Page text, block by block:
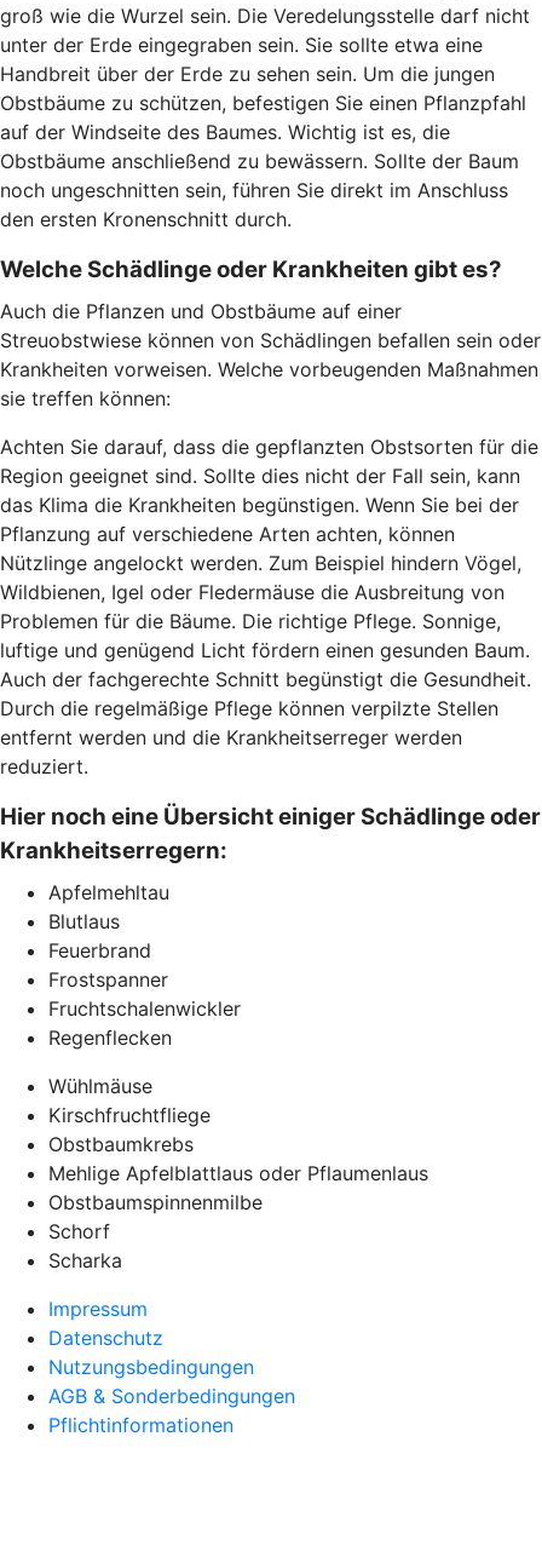
groß wie die Wurzel sein. Die Veredelungsstelle darf nicht
unter der Erde eingegraben sein. Sie sollte etwa eine
Handbreit über der Erde zu sehen sein. Um die jungen
Obstbäume zu schützen, befestigen Sie einen Pflanzpfahl
auf der Windseite des Baumes. Wichtig ist es, die
Obstbäume anschließend zu bewässern. Sollte der Baum
noch ungeschnitten sein, führen Sie direkt im Anschluss
den ersten Kronenschnitt durch.
Welche Schädlinge oder Krankheiten gibt es?
Auch die Pflanzen und Obstbäume auf einer
Streuobstwiese können von Schädlingen befallen sein oder
Krankheiten vorweisen. Welche vorbeugenden Maßnahmen
sie treffen können:
Achten Sie darauf, dass die gepflanzten Obstsorten für die
Region geeignet sind. Sollte dies nicht der Fall sein, kann
das Klima die Krankheiten begünstigen. Wenn Sie bei der
Pflanzung auf verschiedene Arten achten, können
Nützlinge angelockt werden. Zum Beispiel hindern Vögel,
Wildbienen, Igel oder Fledermäuse die Ausbreitung von
Problemen für die Bäume. Die richtige Pflege. Sonnige,
luftige und genügend Licht fördern einen gesunden Baum.
Auch der fachgerechte Schnitt begünstigt die Gesundheit.
Durch die regelmäßige Pflege können verpilzte Stellen
entfernt werden und die Krankheitserreger werden
reduziert.
Hier noch eine Übersicht einiger Schädlinge oder
Krankheitserregern:
Apfelmehltau
Blutlaus
Feuerbrand
Frostspanner
Fruchtschalenwickler
Regenflecken
Wühlmäuse
Kirschfruchtfliege
Obstbaumkrebs
Mehlige Apfelblattlaus oder Pflaumenlaus
Obstbaumspinnenmilbe
Schorf
Scharka
Impressum
Datenschutz
Nutzungsbedingungen
AGB & Sonderbedingungen
Pflichtinformationen